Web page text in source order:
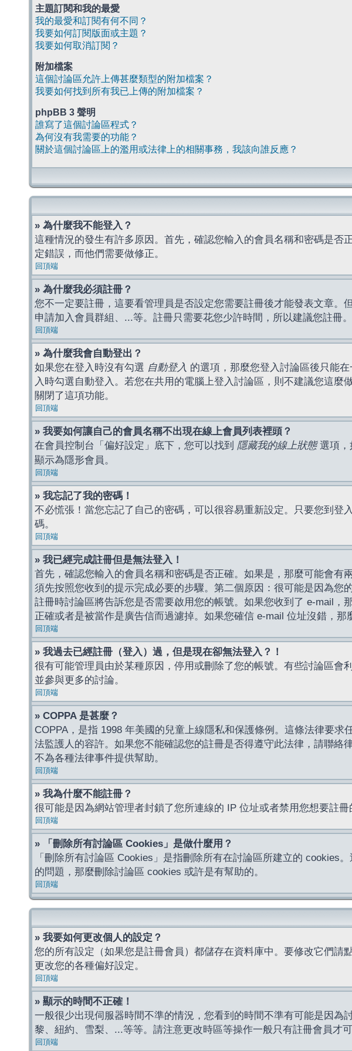
主題訂閱和我的最愛
我的最愛和訂閱有何不同？
我要如何訂閱版面或主題？
我要如何取消訂閱？
附加檔案
這個討論區允許上傳甚麼類型的附加檔案？
我要如何找到所有我已上傳的附加檔案？
phpBB 3 聲明
誰寫了這個討論區程式？
為何沒有我需要的功能？
關於這個討論區上的濫用或法律上的相關事務，我該向誰反應？
» 為什麼我不能登入？
這種情況的發生有許多原因。首先，確認您輸入的會員名稱和密碼是
定錯誤，而他們需要做修正。
回頂端
» 為什麼我必須註冊？
您不一定要註冊，這要看管理員是否設定您需要註冊後才能發表文章
申請加入會員群組、...等。註冊只需要花您少許時間，所以建議您註冊。
回頂端
» 為什麼我會自動登出？
如果您在登入時沒有勾選 自動登入 的選項，那麼您登入討論區後只能
入時勾選自動登入。若您在共用的電腦上登入討論區，則不建議您這
關閉了這項功能。
回頂端
» 我要如何讓自己的會員名稱不出現在線上會員列表裡頭？
在會員控制台「偏好設定」底下，您可以找到 隱藏我的線上狀態選項，
顯示為隱形會員。
回頂端
» 我忘記了我的密碼！
不必慌張！當您忘記了自己的密碼，可以很容易重新設定。只要您到登
碼。
回頂端
» 我已經完成註冊但是無法登入！
首先，確認您輸入的會員名稱和密碼是否正確。如果是，那麼可能會
須先按照您收到的提示完成必要的步驟。第二個原因：很可能是因為
註冊時討論區將告訴您是否需要啟用您的帳號。如果您收到了 e-mail
正確或者是被當作是廣告信而過濾掉。如果您確信 e-mail 位址沒錯，那
回頂端
» 我過去已經註冊（登入）過，但是現在卻無法登入？！
很有可能管理員由於某種原因，停用或刪除了您的帳號。有些討論區
並參與更多的討論。
回頂端
» COPPA 是甚麼？
COPPA，是指 1998 年美國的兒童上線隱私和保護條例。這條法律要
法監護人的容許。如果您不能確認您的註冊是否得遵守此法律，請聯
不為各種法律事件提供幫助。
回頂端
» 我為什麼不能註冊？
很可能是因為網站管理者封鎖了您所連線的 IP 位址或者禁用您想要註
回頂端
» 「刪除所有討論區 Cookies」是做什麼用？
「刪除所有討論區 Cookies」是指刪除所有在討論區所建立的
的問題，那麼刪除討論區 cookies 或許是有幫助的。
回頂端
» 我要如何更改個人的設定？
您的所有設定（如果您是註冊會員）都儲存在資料庫中。要修改它們請
更改您的各種偏好設定。
回頂端
» 顯示的時間不正確！
一般很少出現伺服器時間不準的情況，您看到的時間不準有可能是因
黎、紐約、雪梨、...等等。請注意更改時區等操作一般只有註冊會員才
回頂端